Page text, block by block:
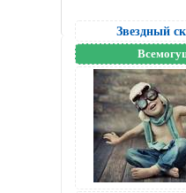
Звездный